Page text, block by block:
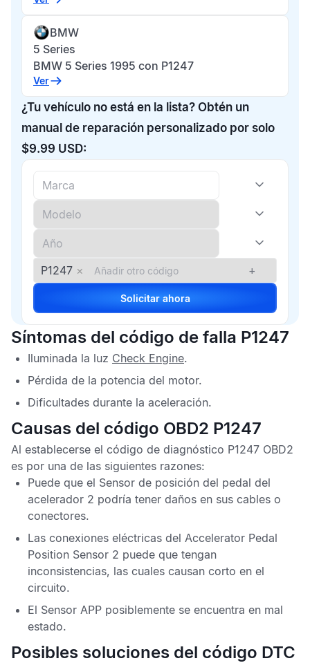
BMW
5 Series
BMW 5 Series 1995 con P1247
Ver
¿Tu vehículo no está en la lista? Obtén un
manual de reparación personalizado por solo
$9.99 USD:
P1247 × +
Solicitar ahora
Síntomas del código de falla P1247
Iluminada la luz Check Engine.
Pérdida de la potencia del motor.
Dificultades durante la aceleración.
Causas del código OBD2 P1247
Al establecerse el código de diagnóstico P1247 OBD2
es por una de las siguientes razones:
Puede que el Sensor de posición del pedal del
acelerador 2 podría tener daños en sus cables o
conectores.
Las conexiones eléctricas del Accelerator Pedal
Position Sensor 2 puede que tengan
inconsistencias, las cuales causan corto en el
circuito.
El Sensor APP posiblemente se encuentra en mal
estado.
Posibles soluciones del código DTC